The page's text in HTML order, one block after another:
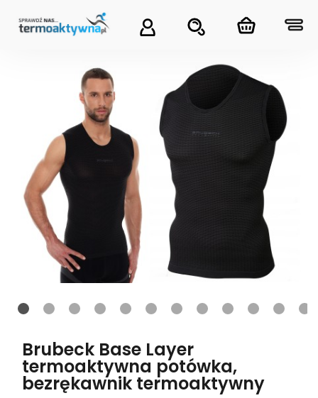
Brubeck Base Layer
termoaktywna potówka,
bezrękawnik termoaktywny